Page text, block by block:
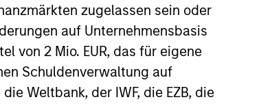
zugelassen sein oder
auf Unternehmensbasis
von 2 Mio. EUR, das für eigene
Schuldenverwaltung auf
Weltbank, der IWF, die EZB, die